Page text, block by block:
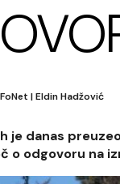
FoNet |Eldin Hadžović
je danas
o odgovoru na